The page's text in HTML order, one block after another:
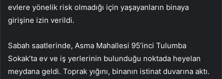
evlere yönelik risk olmadığı için yaşayanların binaya
girişine izin verildi.
Sabah saatlerinde, Asma Mahallesi 95’inci Tulumba
Sokak’ta ev ve iş yerlerinin bulunduğu noktada heyelan
meydana geldi. Toprak yığını, binanın istinat duvarına aktı.